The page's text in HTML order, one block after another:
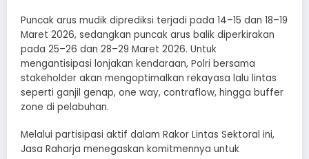
Puncak arus mudik diprediksi terjadi pada 14–15 dan 18–19
Maret 2026, sedangkan puncak arus balik diperkirakan
pada 25–26 dan 28–29 Maret 2026. Untuk
mengantisipasi lonjakan kendaraan, Polri bersama
stakeholder akan mengoptimalkan rekayasa lalu lintas
seperti ganjil genap, one way, contraflow, hingga buffer
zone di pelabuhan.
Melalui partisipasi aktif dalam Rakor Lintas Sektoral ini,
Jasa Raharja menegaskan komitmennya untuk